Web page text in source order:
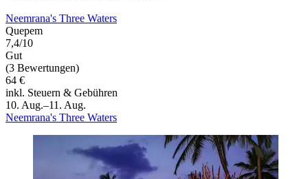
Neemrana's Three Waters
Quepem
7,4/10
Gut
(3 Bewertungen)
64 €
inkl. Steuern & Gebühren
10. Aug.–11. Aug.
Neemrana's Three Waters